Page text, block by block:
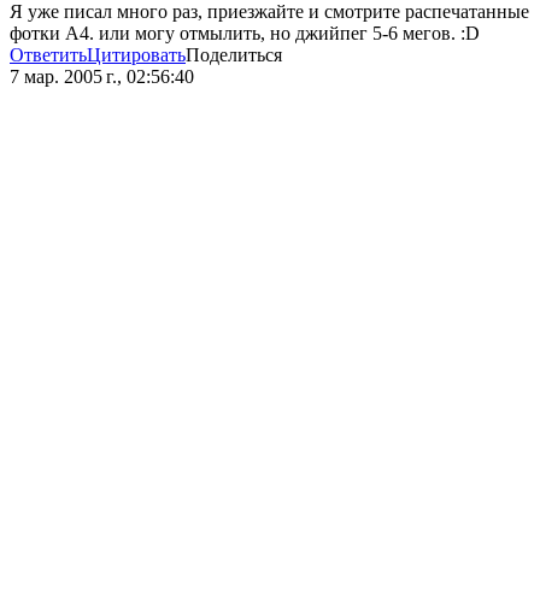
Я уже писал много раз, приезжайте и смотрите распечатанные
фотки А4. или могу отмылить, но джийпег 5-6 мегов. :D
ОтветитьЦитироватьПоделиться
7 мар. 2005 г., 02:56:40